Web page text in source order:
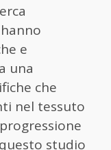
e
una
che
nel tessuto
studio